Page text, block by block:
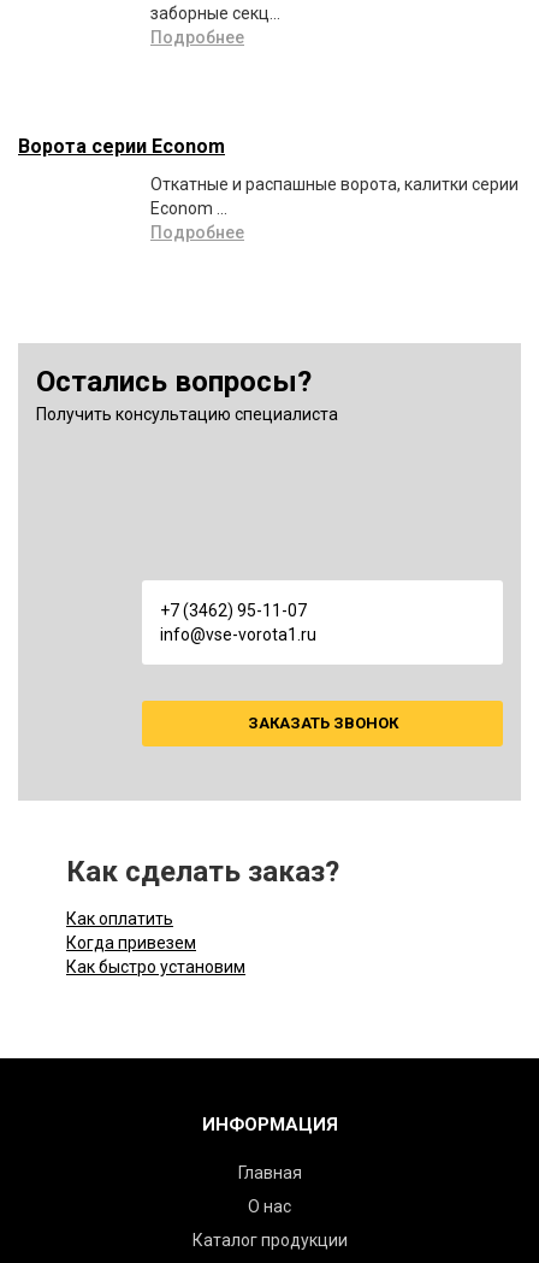
заборные секц...
Подробнее
Ворота серии Econom
Откатные и распашные ворота, калитки серии
Econom ...
Подробнее
Остались вопросы?
Получить консультацию специалиста
+7 (3462) 95-11-07
info@vse-vorota1.ru
ЗАКАЗАТЬ ЗВОНОК
Как сделать заказ?
Как оплатить
Когда привезем
Как быстро установим
ИНФОРМАЦИЯ
Главная
О нас
Каталог продукции